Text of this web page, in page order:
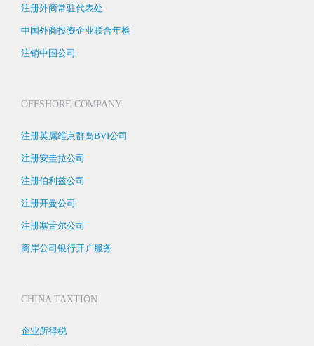
注册外商常驻代表处
中国外商投资企业联合年检
注销中国公司
OFFSHORE COMPANY
注册英属维京群岛BVI公司
注册安圭拉公司
注册伯利兹公司
注册开曼公司
注册塞舌尔公司
离岸公司银行开户服务
CHINA TAXTION
企业所得税